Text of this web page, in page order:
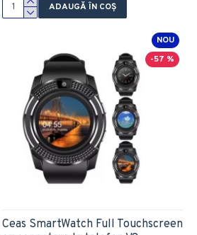
ADAUGĂ ÎN COŞ
NOU
-57 %
Ceas SmartWatch Full Touchscreen